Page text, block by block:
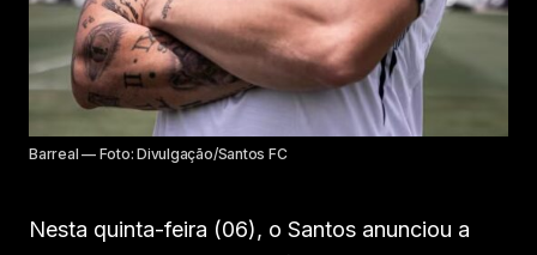
Barreal — Foto: Divulgação/Santos FC
Nesta quinta-feira (06), o Santos anunciou a